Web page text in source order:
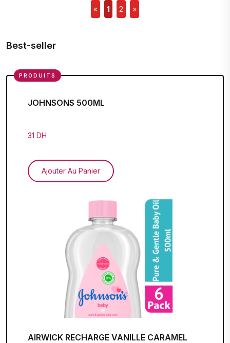
« 1 2 »
Best-seller
PRODUITS
JOHNSONS 500ML
31 DH
Ajouter Au Panier
AIRWICK RECHARGE VANILLE CARAMEL